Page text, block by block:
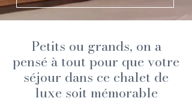
Petits ou grands, on a
pensé à tout pour que votre
séjour dans ce chalet de
luxe soit mémorable